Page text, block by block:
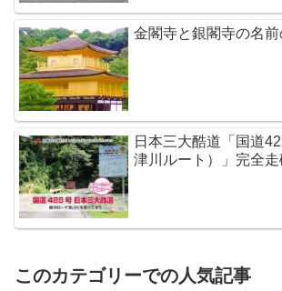
金閣寺と銀閣寺の名
日本三大酷道「国道
津川ルート）」完全走
このカテゴリーでの人気記事